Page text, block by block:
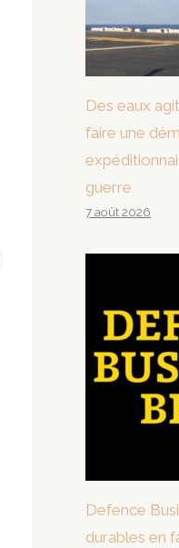
Des eaux
faire une
guerre
7 août 2026
Defence
durables en